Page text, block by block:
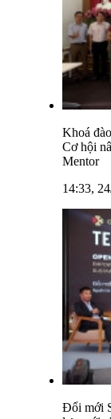
Khoá
Cơ hội
Mentor
14:33,
Đổi mới